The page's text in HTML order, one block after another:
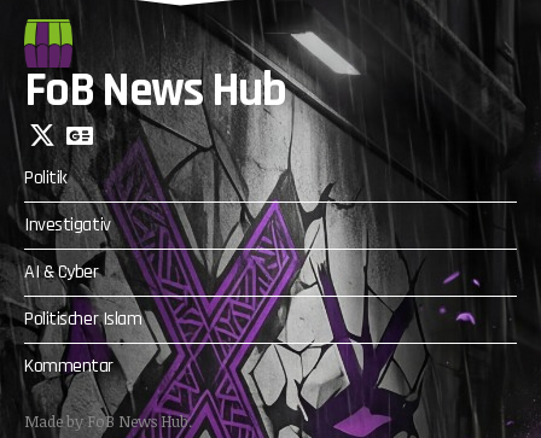
FoB News Hub
Politik
Investigativ
AI & Cyber
Politischer Islam
Kommentar
Made by FoB News Hub.